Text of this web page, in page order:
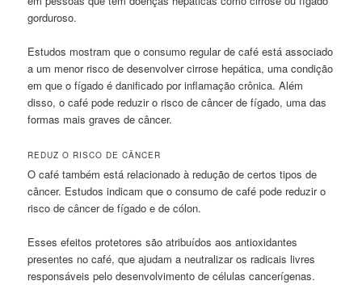
gorduroso.
Estudos mostram que o consumo regular de café está associado
a um menor risco de desenvolver cirrose hepática, uma condição
em que o fígado é danificado por inflamação crônica. Além
disso, o café pode reduzir o risco de câncer de fígado, uma das
formas mais graves de câncer.
REDUZ O RISCO DE CÂNCER
O café também está relacionado à redução de certos tipos de
câncer. Estudos indicam que o consumo de café pode reduzir o
risco de câncer de fígado e de cólon.
Esses efeitos protetores são atribuídos aos antioxidantes
presentes no café, que ajudam a neutralizar os radicais livres
responsáveis pelo desenvolvimento de células cancerígenas.